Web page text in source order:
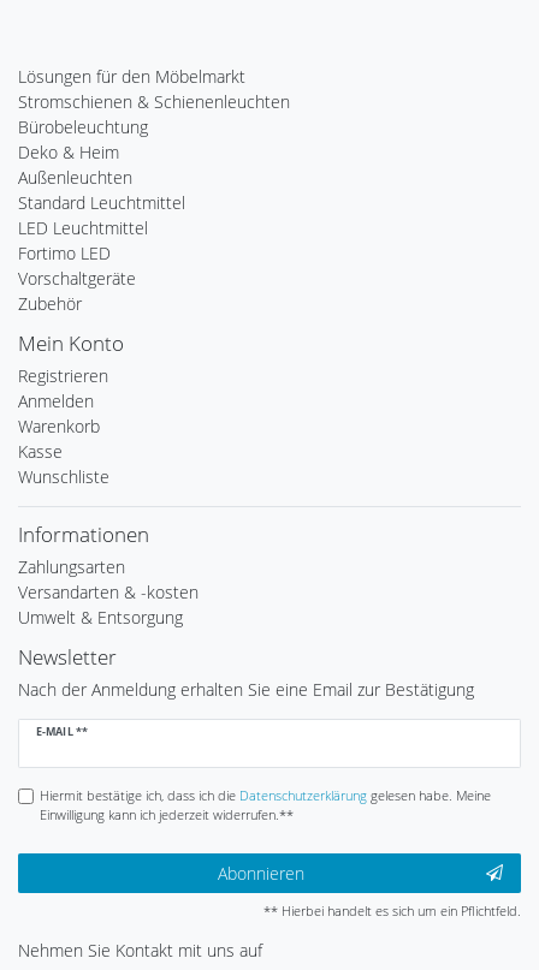
Lösungen für den Möbelmarkt
Stromschienen & Schienenleuchten
Bürobeleuchtung
Deko & Heim
Außenleuchten
Standard Leuchtmittel
LED Leuchtmittel
Fortimo LED
Vorschaltgeräte
Zubehör
Mein Konto
Registrieren
Anmelden
Warenkorb
Kasse
Wunschliste
Informationen
Zahlungsarten
Versandarten & -kosten
Umwelt & Entsorgung
Newsletter
Nach der Anmeldung erhalten Sie eine Email zur Bestätigung
E-MAIL **
Newsletter
Hiermit bestätige ich, dass ich die Daten­schutz­erklärunggelesen habe. Meine
Einwilligung kann ich jederzeit widerrufen.**
Abonnieren
** Hierbei handelt es sich um ein Pflichtfeld.
Nehmen Sie Kontakt mit uns auf